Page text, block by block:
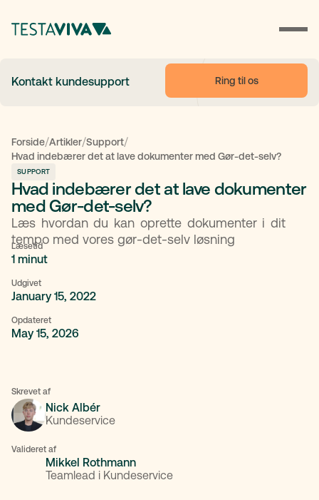
Kontakt kundesupport Ring til os
Forside/Artikler/Support/
Hvad indebærer det at lave dokumenter med Gør-det-selv?
SUPPORT
Hvad indebærer det at lave dokumenter
med Gør-det-selv?
Læs hvordan du kan oprette dokumenter i dit
tempo med vores gør-det-selv løsning
Læsetid
1 minut
Udgivet
January 15, 2022
Opdateret
May 15, 2026
Skrevet af
Nick Albér
Kundeservice
Valideret af
Mikkel Rothmann
Teamlead i Kundeservice